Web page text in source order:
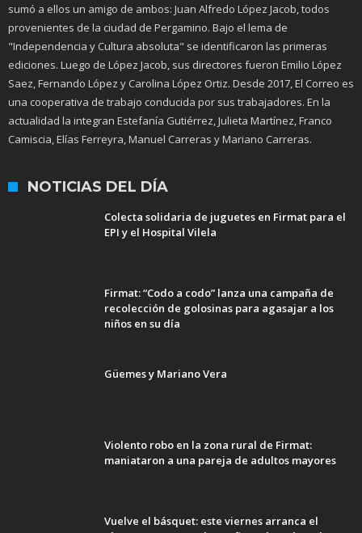
sumó a ellos un amigo de ambos: Juan Alfredo López Jacob, todos
provenientes de la ciudad de Pergamino. Bajo el lema de
"Independencia y Cultura absoluta" se identificaron las primeras
ediciones. Luego de López Jacob, sus directores fueron Emilio López
Saez, Fernando López y Carolina López Ortiz. Desde 2017, El Correo es
una cooperativa de trabajo conducida por sus trabajadores. En la
actualidad la integran Estefanía Gutiérrez, Julieta Martínez, Franco
Camiscia, Elías Ferreyra, Manuel Carreras y Mariano Carreras.
NOTICIAS DEL DÍA
Colecta solidaria de juguetes en Firmat para el
EPI y el Hospital Vilela
Firmat: “Codo a codo” lanza una campaña de
recolección de golosinas para agasajar a los
niños en su día
Güemes y Mariano Vera
Violento robo en la zona rural de Firmat:
maniataron a una pareja de adultos mayores
Vuelve el básquet: este viernes arranca el